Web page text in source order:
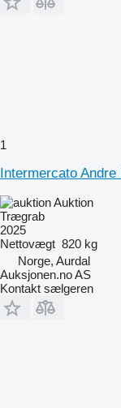
1
Intermercato
Auktion
Trægrab
2025
Nettovægt 820 kg
Norge, Aurdal
Auksjonen.no AS
Kontakt sælgeren